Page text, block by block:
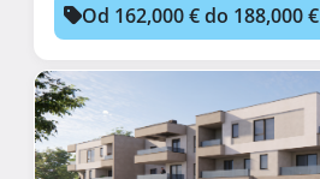
Od 162,000 € do 188,000 €